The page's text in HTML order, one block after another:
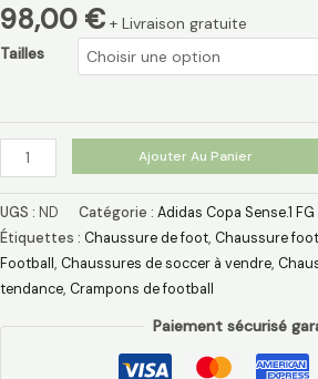
98,00 € + Livraison gratuite
Tailles
Ajouter Au Panier
UGS : ND Catégorie : Adidas Copa Sense.1 FG
Étiquettes : Chaussure de foot, Chaussure
Football , Chaussures de soccer à vendre,
tendance, Crampons de football
Paiement sécurisé